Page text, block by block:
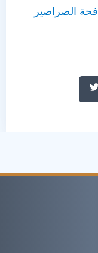
الصراصير